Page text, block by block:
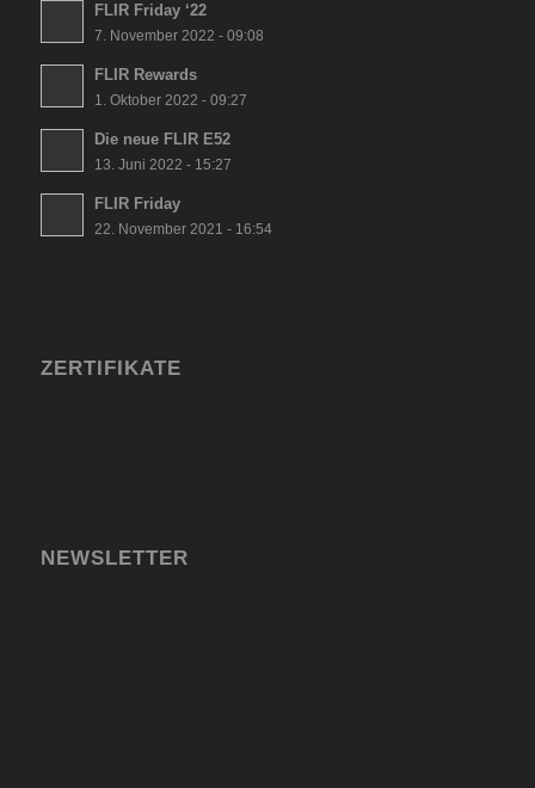
FLIR Friday ‘22
7. November 2022 - 09:08
FLIR Rewards
1. Oktober 2022 - 09:27
Die neue FLIR E52
13. Juni 2022 - 15:27
FLIR Friday
22. November 2021 - 16:54
ZERTIFIKATE
NEWSLETTER